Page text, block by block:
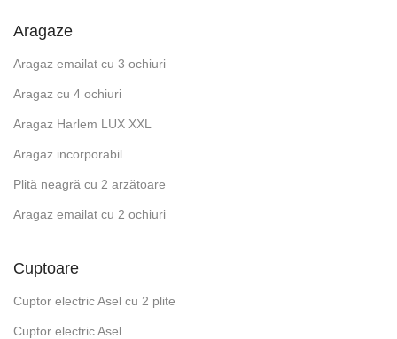
Aragaze
Aragaz emailat cu 3 ochiuri
Aragaz cu 4 ochiuri
Aragaz Harlem LUX XXL
Aragaz incorporabil
Plită neagră cu 2 arzătoare
Aragaz emailat cu 2 ochiuri
Cuptoare
Cuptor electric Asel cu 2 plite
Cuptor electric Asel